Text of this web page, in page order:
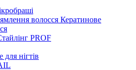
Кератинове
PROF
для нігтів